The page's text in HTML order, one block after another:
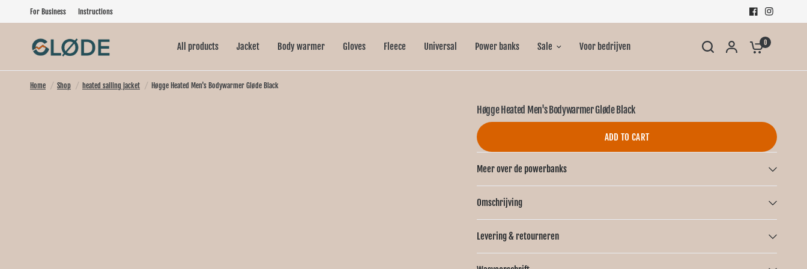
For Business Instructions
All products Jacket Body warmer Gloves Fleece Universal Power banks Sale Voor bedrijven 0
Home / Shop / heated sailing jacket / Høgge Heated Men's Bodywarmer Gløde Black
Høgge Heated Men's Bodywarmer Gløde Black
ADD TO CART
Meer over de powerbanks
Omschrijving
Levering & retourneren